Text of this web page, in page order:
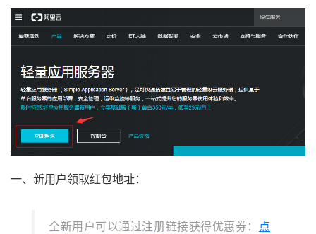
一、新用户领取红包地址：
全新用户可以通过注册链接获得优惠券： 点